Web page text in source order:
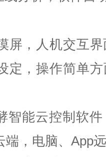
屏，人机交互
定，操作简单
智能云控制软
端，电脑、App